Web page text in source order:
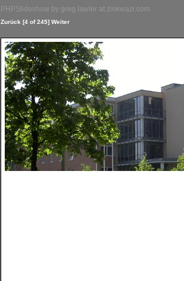
PHPSlideshow by greg lawler at zinkwazi.com
Zurück [4 of 245] Weiter